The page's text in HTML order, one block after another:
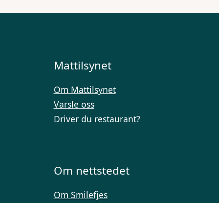
Mattilsynet
Om Mattilsynet
Varsle oss
Driver du restaurant?
Om nettstedet
Om Smilefjes